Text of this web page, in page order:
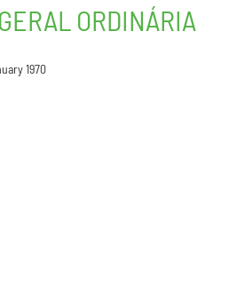
ORDINÁRIA
1970